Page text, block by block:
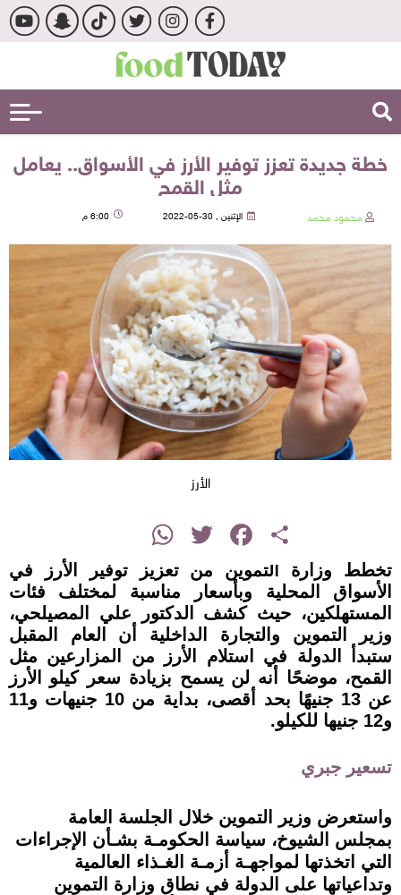
خطة جديدة تعزز توفير الأرز في الأسواق.. يعامل
مثل القمح
محمود محمد الإثنين , 30-05-2022 6:00 م
الأرز
Share
Facebook
Twitter
WhatsApp
تخطط وزارة التموين من تعزيز توفير الأرز في
الأسواق المحلية وبأسعار مناسبة لمختلف فئات
المستهلكين، حيث كشف الدكتور علي المصيلحي،
وزير التموين والتجارة الداخلية أن العام المقبل
ستبدأ الدولة في استلام الأرز من المزارعين مثل
القمح، موضحًا أنه لن يسمح بزيادة سعر كيلو الأرز
عن 13 جنيهًا بحد أقصى، بداية من 10 جنيهات و11
و12 جنيها للكيلو.
تسعير جبري
واستعرض وزير التموين خلال الجلسة العامة
بمجلس الشيوخ، سياسة الحكومـة بشـأن الإجراءات
التي اتخذتها لمواجهـة أزمـة الغـذاء العالمية
وتداعياتها على الدولة في نطاق وزارة التموين